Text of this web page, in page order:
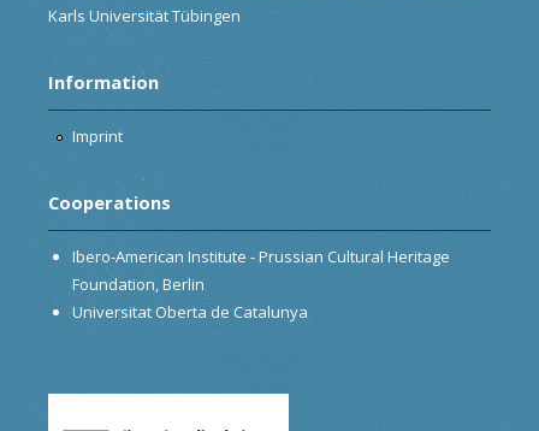
Karls Universität Tübingen
Information
Imprint
Cooperations
Ibero-American Institute - Prussian Cultural Heritage
Foundation, Berlin
Universitat Oberta de Catalunya